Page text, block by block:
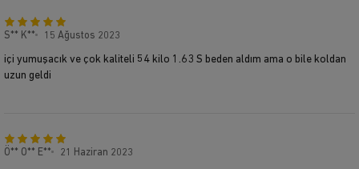
S** K** 15 Ağustos 2023
içi yumuşacık ve çok kaliteli 54 kilo 1.63 S beden aldım ama o bile koldan
uzun geldi
Ö** O** E** 21 Haziran 2023